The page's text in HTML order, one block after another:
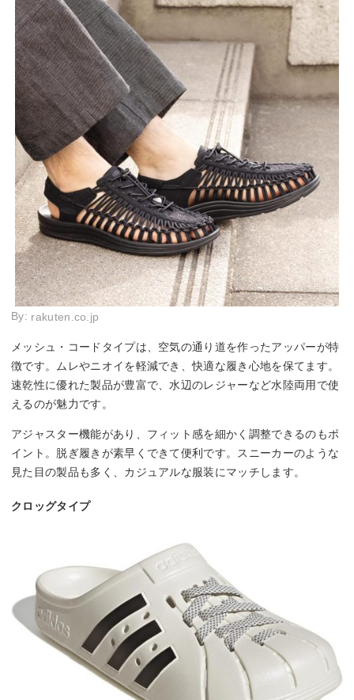
By: rakuten.co.jp
メッシュ・コードタイプは、空気の通り道を作ったアッパーが特
徴です。ムレやニオイを軽減でき、快適な履き心地を保てます。
速乾性に優れた製品が豊富で、水辺のレジャーなど水陸両用で使
えるのが魅力です。
アジャスター機能があり、フィット感を細かく調整できるのもポ
イント。脱ぎ履きが素早くできて便利です。スニーカーのような
見た目の製品も多く、カジュアルな服装にマッチします。
クロッグタイプ